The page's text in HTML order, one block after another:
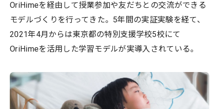
OriHimeを経由して授業参加や友だちとの交流ができる
モデルづくりを行ってきた。5年間の実証実験を経て、
2021年4月からは東京都の特別支援学校5校にて
OriHimeを活用した学習モデルが実導入されている。